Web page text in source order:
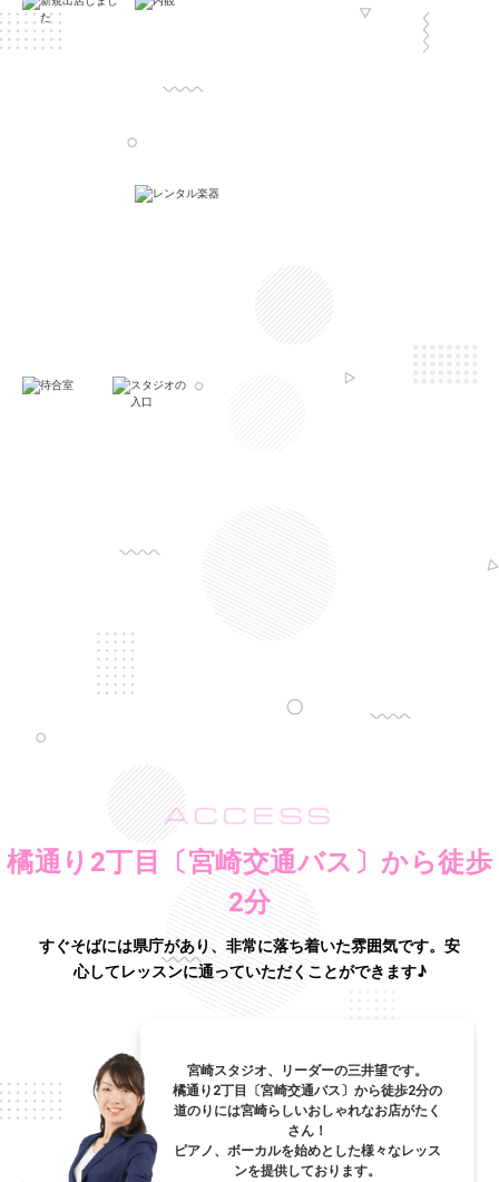
ACCESS
橘通り2丁目〔宮崎交通バス〕から徒歩
2分
すぐそばには県庁があり、非常に落ち着いた雰囲気です。 安
心してレッスンに通っていただくことができます♪
宮崎スタジオ、リーダーの三井望です。
橘通り2丁目〔宮崎交通バス〕から徒歩2分の
道のりには宮崎らしいおしゃれなお店がたく
さん！
ピアノ、ボーカルを始めとした様々なレッス
ンを提供しております。